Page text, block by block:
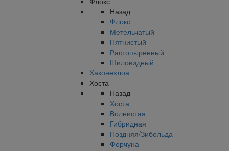
Назад
Флокс
Метельчатый
Пятнистый
Растопыренный
Шиловидный
Хаконехлоа
Хоста
Назад
Хоста
Волнистая
Гибридная
Поздняя/Зибольда
Форчуна